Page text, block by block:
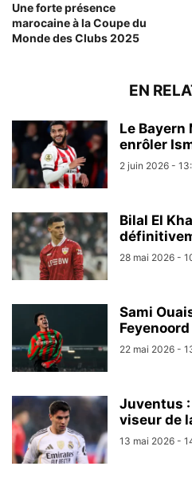
Une forte présence
marocaine à la Coupe du
Monde des Clubs 2025
EN
Le
enrôler
2 juin 2026 -
Bilal El
28 mai 2026 -
Sami
Feyenoord
22 mai 2026 -
Juventus :
viseur de
13 mai 2026 -